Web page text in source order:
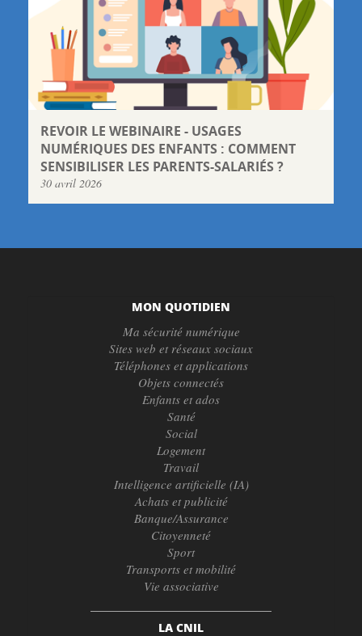
REVOIR LE WEBINAIRE - USAGES
NUMÉRIQUES DES ENFANTS : COMMENT
SENSIBILISER LES PARENTS-SALARIÉS ?
30 avril 2026
MON QUOTIDIEN
Ma sécurité numérique
Sites web et réseaux sociaux
Téléphones et applications
Objets connectés
Enfants et ados
Santé
Social
Logement
Travail
Intelligence artificielle (IA)
Achats et publicité
Banque/Assurance
Citoyenneté
Sport
Transports et mobilité
Vie associative
LA CNIL